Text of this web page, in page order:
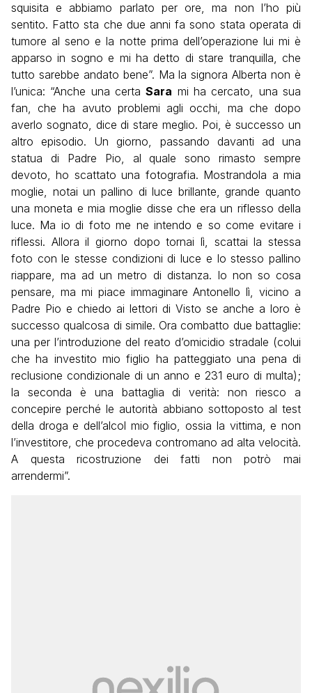
squisita e abbiamo parlato per ore, ma non l’ho più
sentito. Fatto sta che due anni fa sono stata operata di
tumore al seno e la notte prima dell’operazione lui mi è
apparso in sogno e mi ha detto di stare tranquilla, che
tutto sarebbe andato bene”. Ma la signora Alberta non è
l’unica: “Anche una certaSara mi ha cercato, una sua
fan, che ha avuto problemi agli occhi, ma che dopo
averlo sognato, dice di stare meglio. Poi, è successo un
altro episodio. Un giorno, passando davanti ad una
statua di Padre Pio, al quale sono rimasto sempre
devoto, ho scattato una fotografia. Mostrandola a mia
moglie, notai un pallino di luce brillante, grande quanto
una moneta e mia moglie disse che era un riflesso della
luce. Ma io di foto me ne intendo e so come evitare i
riflessi. Allora il giorno dopo tornai lì, scattai la stessa
foto con le stesse condizioni di luce e lo stesso pallino
riappare, ma ad un metro di distanza. Io non so cosa
pensare, ma mi piace immaginare Antonello lì, vicino a
Padre Pio e chiedo ai lettori di Visto se anche a loro è
successo qualcosa di simile. Ora combatto due battaglie:
una per l’introduzione del reato d’omicidio stradale (colui
che ha investito mio figlio ha patteggiato una pena di
reclusione condizionale di un anno e 231 euro di multa);
la seconda è una battaglia di verità: non riesco a
concepire perché le autorità abbiano sottoposto al test
della droga e dell’alcol mio figlio, ossia la vittima, e non
l’investitore, che procedeva contromano ad alta velocità.
A questa ricostruzione dei fatti non potrò mai
arrendermi”.